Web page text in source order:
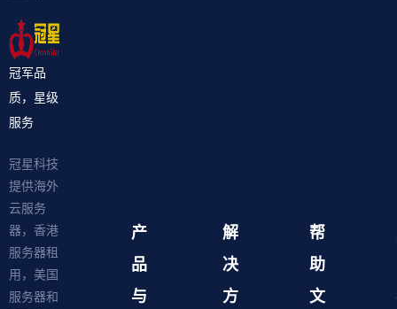
冠军品
质，星级
服务
冠星科技
提供海外
云服务
器，香港
服务器租
用，美国
服务器和
产
品
与
解
决
方
帮
助
文